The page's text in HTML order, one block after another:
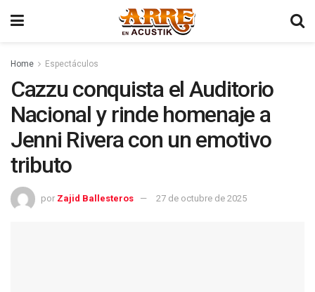
Home Espectáculos
Cazzu conquista el Auditorio
Nacional y rinde homenaje a
Jenni Rivera con un emotivo
tributo
por Zajid Ballesteros 27 de octubre de 2025